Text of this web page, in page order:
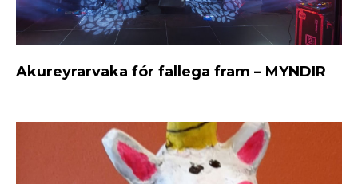
Akureyrarvaka fór fallega fram – MYNDIR